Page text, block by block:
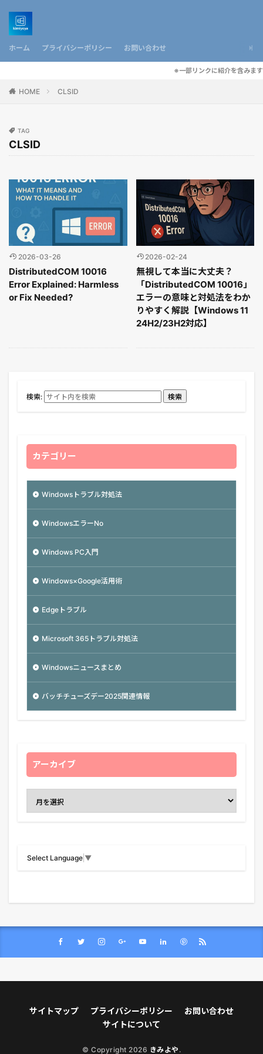
ホーム プライバシーポリシー お問い合わせ
※一部リンクに紹介を含みます
HOME CLSID
TAG
CLSID
2026-03-26
DistributedCOM 10016
Error Explained: Harmless
or Fix Needed?
2026-02-24
無視して本当に大丈夫？
「DistributedCOM 10016」
エラーの意味と対処法をわか
りやすく解説【Windows 11
24H2/23H2対応】
検索: 検索
カテゴリー
Windowsトラブル対処法
WindowsエラーNo
Windows PC入門
Windows×Google活用術
Edgeトラブル
Microsoft 365トラブル対処法
Windowsニュースまとめ
バッチチューズデー2025関連情報
アーカイブ
Select Language ▼
サイトマップ プライバシーポリシー
お問い合わせ
サイトについて
© Copyright 2026 きみよや .